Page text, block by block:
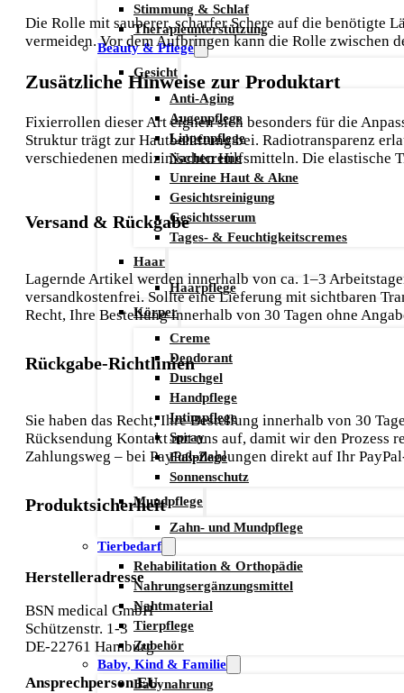
Stimmung & Schlaf
Therapieunterstützung
Beauty & Pflege
Gesicht
Anti-Aging
Augenpflege
Lippenpflege
Nachtcreme
Unreine Haut & Akne
Gesichtsreinigung
Gesichtsserum
Tages- & Feuchtigkeitscremes
Haar
Haarpflege
Körper
Creme
Deodorant
Duschgel
Handpflege
Intimpflege
Spray
Fußpflege
Sonnenschutz
Mundpflege
Zahn- und Mundpflege
Tierbedarf
Rehabilitation & Orthopädie
Nahrungsergänzungsmittel
Nahtmaterial
Tierpflege
Zubehör
Baby, Kind & Familie
Babynahrung
Die Rolle mit sauberer, scharfer Schere auf die benötigte
vermeiden. Vor dem Aufbringen kann die Rolle zwischen
Zusätzliche Hinweise zur Produktart
Fixierrollen dieser Art eignen sich besonders für die
Struktur trägt zur Hautbelüftung bei. Radiotransparenz
verschiedenen medizinischen Hilfsmitteln. Die elastische
Versand & Rückgabe
Lagernde Artikel werden innerhalb von ca. 1–3
versandkostenfrei. Sollte eine Lieferung mit sichtbaren
Recht, Ihre Bestellung innerhalb von 30 Tagen ohne
Rückgabe-Richtlinien
Sie haben das Recht, Ihre Bestellung innerhalb von 30
Rücksendung Kontakt mit uns auf, damit wir den Prozess
Zahlungsweg – bei PayPal-Zahlungen direkt auf Ihr
Produktsicherheit
Herstelleradresse
BSN medical GmbH
Schützenstr. 1-3
DE-22761 Hamburg
Ansprechperson EU